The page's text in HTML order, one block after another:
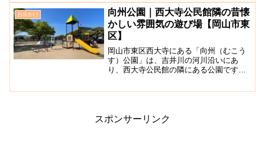
様なスポーツ施設を備えており、1年中ス
ポーツが楽しめる施設です...
お出かけ
向州公園｜西大寺公民館隣の昔懐
かしい雰囲気の遊び場【岡山市東
区】
岡山市東区西大寺にある「向州（むこう
す）公園」は、吉井川の河川沿いにあ
り、西大寺公民館の隣にある公園です。
スポンサーリンク